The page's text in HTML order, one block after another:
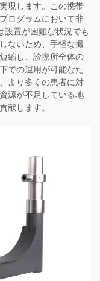
現します。この携帯
ログラムにおいて非
設置が困難な状況でも
ないため、手軽な撮
縮し、診療所全体の
での運用が可能なた
より多くの患者に対
源が不足している地
献します。